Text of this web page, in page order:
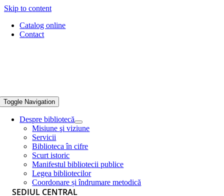
Skip to content
Catalog online
Contact
Toggle Navigation
Despre bibliotecă
Misiune şi viziune
Servicii
Biblioteca în cifre
Scurt istoric
Manifestul bibliotecii publice
Legea bibliotecilor
Coordonare și îndrumare metodică
SEDIUL CENTRAL